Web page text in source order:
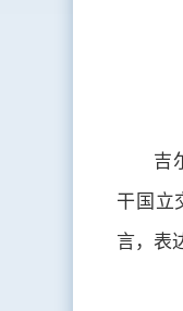
吉
干国立
言，表